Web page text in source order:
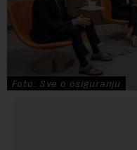
Foto: Sve o osiguranju